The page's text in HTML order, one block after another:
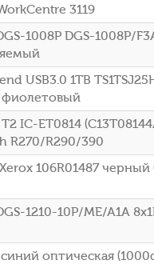
3119
1008P DGS-1008P/
USB3.0 1TB
фиолетовый
IC-ET0814
R270/R290/390
106R01487 черный
1210-10P/ME/A1A
оптическая